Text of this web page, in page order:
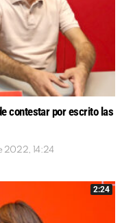
contestar por escrito las
2022, 14:24
2:24